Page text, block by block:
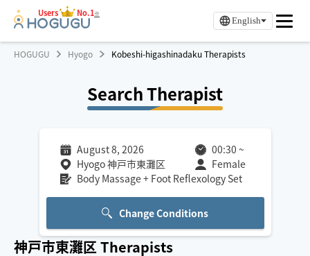
Users No.1※
English
HOGUGU Hyogo Kobeshi-higashinadaku Therapists
Search Therapist
August 8, 2026 00:30 ~
Hyogo 神戸市東灘区
Female
Body Massage + Foot Reflexology Set
Change Conditions
神戸市東灘区Therapists